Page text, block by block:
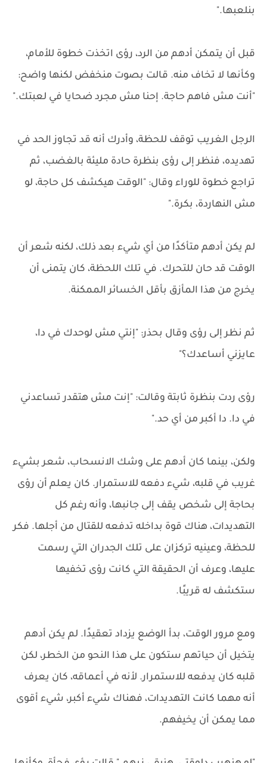
بنلعبها."
قبل أن يتمكن أدهم من الرد، رؤى اتخذت خطوة للأمام،
وكأنها لا تخاف منه. قالت بصوت منخفض لكنها واضح:
"أنت مش فاهم حاجة. إحنا مش مجرد ضحايا في لعبتك."
الرجل الغريب توقف للحظة، وأدرك أنه قد تجاوز الحد في
تهديده، فنظر إلى رؤى بنظرة حادة مليئة بالغضب، ثم
تراجع خطوة للوراء وقال: "الوقت هيكشف كل حاجة، لو
مش النهاردة، بكرة."
لم يكن أدهم متأكدًا من أي شيء بعد ذلك، لكنه شعر أن
الوقت قد حان للتحرك. في تلك اللحظة، كان يتمنى أن
يخرج من هذا المأزق بأقل الخسائر الممكنة.
ثم نظر إلى رؤى وقال بحذر: "إنتي مش لوحدك في دا،
عايزني أساعدك؟"
رؤى ردت بنظرة ثابتة وقالت: "إنت مش هتقدر تساعدني
في دا. دا أكبر من أي حد."
ولكن، بينما كان أدهم على وشك الانسحاب، شعر بشيء
غريب في قلبه، شيء دفعه للاستمرار. كان يعلم أن رؤى
بحاجة إلى شخص يقف إلى جانبها، وأنه رغم كل
التهديدات، هناك قوة بداخله تدفعه للقتال من أجلها. فكر
للحظة، وعينيه تركزان على تلك الجدران التي رسمت
عليها، وعرف أن الحقيقة التي كانت رؤى تخفيها
ستكشف له قريبًا.
ومع مرور الوقت، بدأ الوضع يزداد تعقيدًا. لم يكن أدهم
يتخيل أن حياتهم ستكون على هذا النحو من الخطر، لكن
قلبه كان يدفعه للاستمرار. لأنه في أعماقه، كان يعرف
أنه مهما كانت التهديدات، فهناك شيء أكبر، شيء أقوى
مما يمكن أن يخيفهم.